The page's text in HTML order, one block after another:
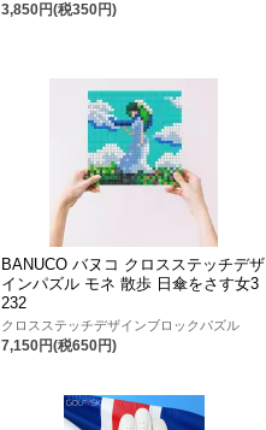
3,850円(税350円)
BANUCO バヌコ クロスステッチデザ
インパズル モネ 散歩 日傘をさす女3
232
クロスステッチデザインブロックパズル
7,150円(税650円)